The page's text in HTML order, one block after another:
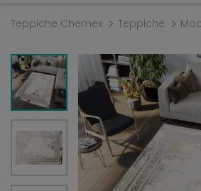
Teppiche Chemex Teppiche